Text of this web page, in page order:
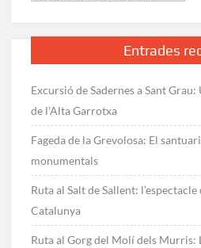
Entrades
Excursió de Sadernes a Sant
de l’Alta Garrotxa
Fageda de la Grevolosa: El
monumentals
Ruta al Salt de Sallent:
Catalunya
Ruta al Gorg del Molí dels Murris: